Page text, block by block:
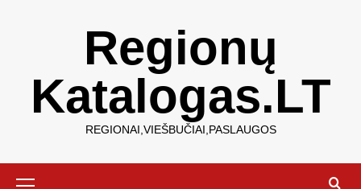
Regionų
Katalogas.LT
REGIONAI,VIEŠBUČIAI,PASLAUGOS